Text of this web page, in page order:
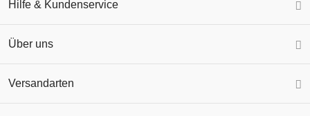
Hilfe & Kundenservice
Über uns
Versandarten